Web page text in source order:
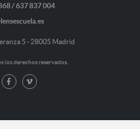
/ 637 837 004
5 - 28005 Madrid
los derechos reservados.